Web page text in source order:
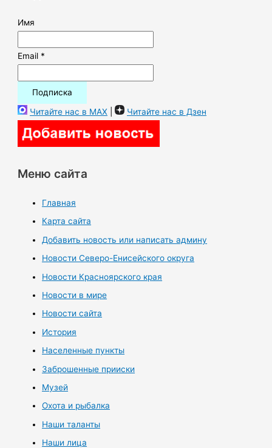
Имя
Email *
Читайте нас в MAX | Читайте нас в Дзен
Меню сайта
Главная
Карта сайта
Добавить новость или написать админу
Новости Северо-Енисейского округа
Новости Красноярского края
Новости в мире
Новости сайта
История
Населенные пункты
Заброшенные прииски
Музей
Охота и рыбалка
Наши таланты
Наши лица